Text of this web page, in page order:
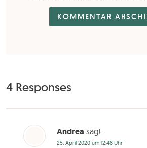
4 Responses
Andrea sagt:
25. April 2020 um 12:48 Uhr